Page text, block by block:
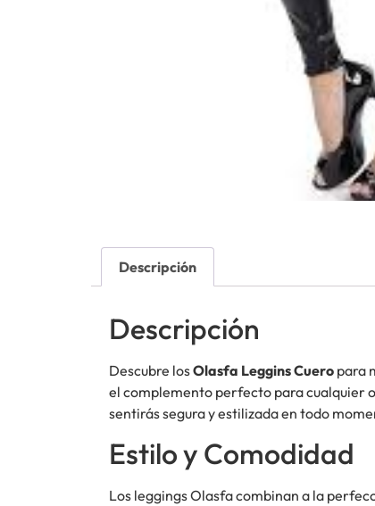
Descripción
Descripción
Descubre losOlasfa Leggins Cuero para
el complemento perfecto para cualquier
sentirás segura y estilizada en todo
Estilo y Comodidad
Los leggings Olasfa combinan a la